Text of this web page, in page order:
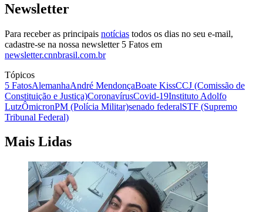
Newsletter
Para receber as principais notícias todos os dias no seu e-mail,
cadastre-se na nossa newsletter 5 Fatos em
newsletter.cnnbrasil.com.br
Tópicos
5 FatosAlemanhaAndré MendonçaBoate KissCCJ (Comissão de
Constituição e Justiça)CoronavírusCovid-19Instituto Adolfo
LutzÔmicronPM (Polícia Militar)senado federalSTF (Supremo
Tribunal Federal)
Mais Lidas